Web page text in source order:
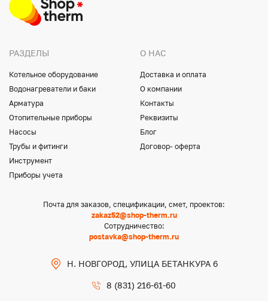
РАЗДЕЛЫ
Котельное оборудование
Водонагреватели и баки
Арматура
Отопительные приборы
Насосы
Трубы и фитинги
Инструмент
Приборы учета
О НАС
Доставка и оплата
О компании
Контакты
Реквизиты
Блог
Договор- оферта
Почта для заказов, спецификации, смет, проектов:
zakaz52@shop-therm.ru
Сотрудничество:
postavka@shop-therm.ru
Н. НОВГОРОД, УЛИЦА БЕТАНКУРА 6
8 (831) 216-61-60